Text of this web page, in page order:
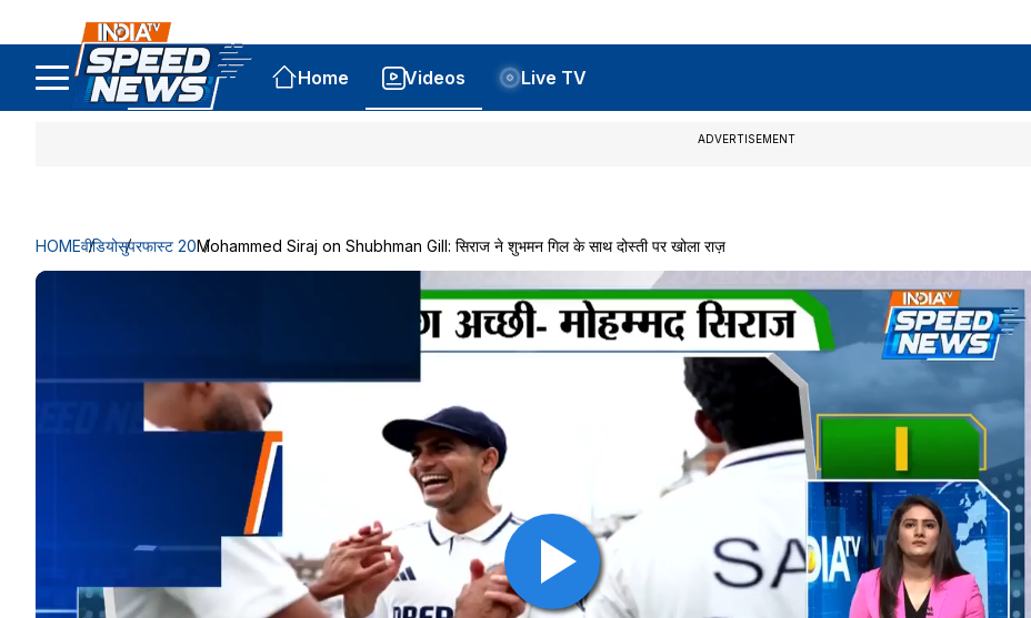
Home Videos Live TV
ADVERTISEMENT
HOMEवीडियोसुपरफास्ट 20Mohammed Siraj on Shubhman Gill: सिराज ने शुभमन गिल के साथ दोस्ती पर खोला राज़